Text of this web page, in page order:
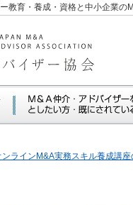
教育・養成・資格と中小企業
ンラインM&A実務スキル養成講